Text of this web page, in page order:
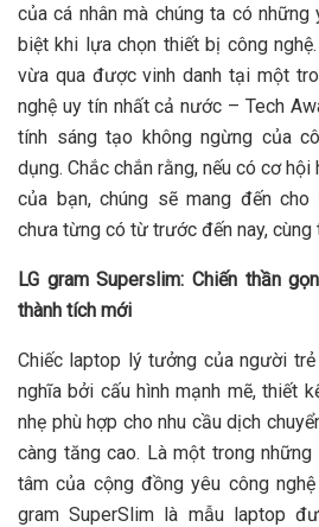
của cá nhân mà chúng ta có những
biệt khi lựa chọn thiết bị công
vừa qua được vinh danh tại một
nghệ uy tín nhất cả nước – Tech
tính sáng tạo không ngừng của
dụng. Chắc chắn rằng, nếu có cơ
của bạn, chúng sẽ mang đến
chưa từng có từ trước đến nay, cùng
LG gram Superslim: Chiến thần
thành tích mới
Chiếc laptop lý tưởng của người
nghĩa bởi cấu hình mạnh mẽ, thiết
nhẹ phù hợp cho nhu cầu dịch
càng tăng cao. Là một trong
tâm của cộng đồng yêu công
gram SuperSlim là mẫu laptop